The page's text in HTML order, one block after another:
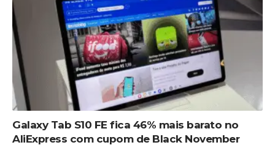
Galaxy Tab S10 FE fica 46% mais barato no
AliExpress com cupom de Black November